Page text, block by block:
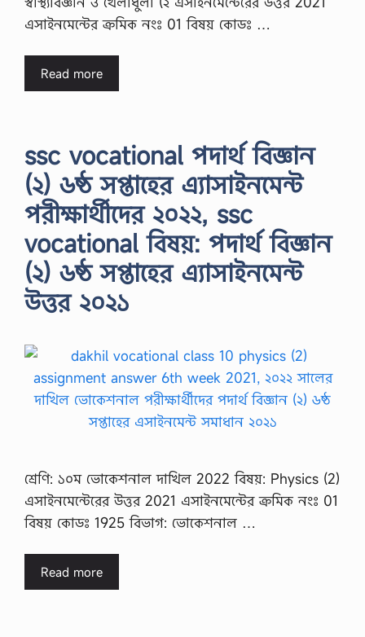
এসাইনমেন্টের ক্রমিক নংঃ 01 বিষয় কোডঃ …
Read more
ssc vocational পদার্থ বিজ্ঞান
(২) ৬ষ্ঠ সপ্তাহের এ্যাসাইনমেন্ট
পরীক্ষার্থীদের ২০২২, ssc
vocational বিষয়: পদার্থ বিজ্ঞান
(২) ৬ষ্ঠ সপ্তাহের এ্যাসাইনমেন্ট
উত্তর ২০২১
শ্রেণি: ১০ম ভোকেশনাল দাখিল 2022 বিষয়: Physics (2)
এসাইনমেন্টেরের উত্তর 2021 এসাইনমেন্টের ক্রমিক নংঃ 01
বিষয় কোডঃ 1925 বিভাগ: ভোকেশনাল …
Read more